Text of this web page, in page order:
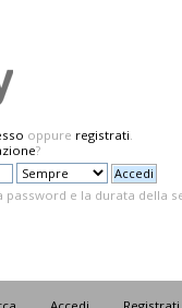
oppure registrati.
?
password e la durata della